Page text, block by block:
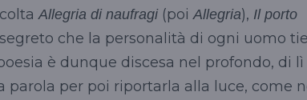
Allegria di naufragi(poiAllegria), Il porto
che la personalità di ogni uomo
è dunque discesa nel profondo, di lì
per poi riportarla alla luce, come